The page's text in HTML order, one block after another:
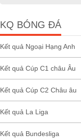
KQ BÓNG ĐÁ
Kết quả Ngoại Hạng Anh
Kết quả Cúp C1 châu Âu
Kết quả Cúp C2 Châu âu
Kết quả La Liga
Kết quả Bundesliga